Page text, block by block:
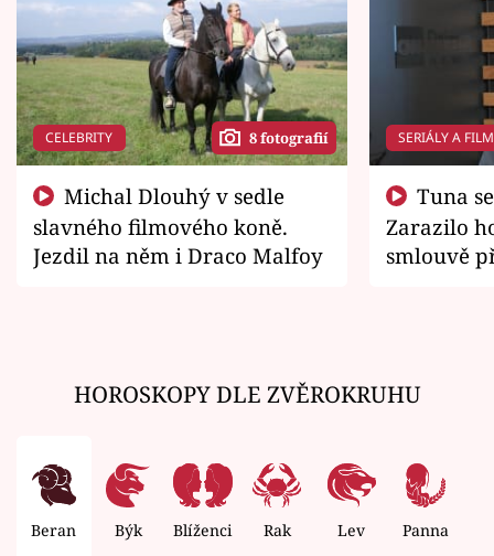
CELEBRITY 8 fotografií
slavného filmového koně.
Jezdil na něm i Draco Malfoy
SERIÁLY A
Zarazilo
smlouvě
HOROSKOPY DLE ZVĚROKRUHU
Beran Býk Blíženci Rak Lev Panna